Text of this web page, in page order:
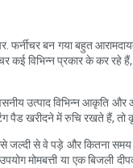
फर्नीचर बन गया बहुत
कई विभिन्न प्रकार के कर
उत्पाद विभिन्न आकृति और
पैड खरीदने में रुचि रखते हैं,
से वे पड़े और कितना समय
मोमबत्ती या एक